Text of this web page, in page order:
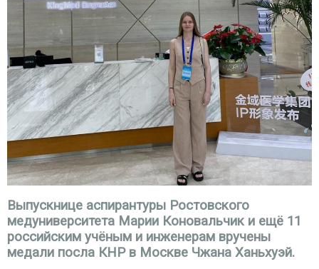
Выпускнице аспирантуры Ростовского
медуниверситета Марии Коновальчик и ещё 11
российским учёным и инженерам вручены
медали посла КНР в Москве Чжана Ханьхуэй.